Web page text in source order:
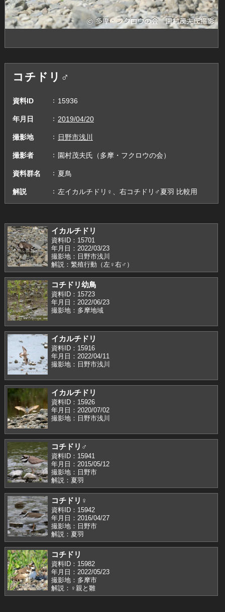
コチドリ♂
資料ID 15936
年月日 2019/04/20
撮影地 日野市浅川
撮影者 園村茂夫氏（多摩・フクロウの会）
資料群名 夏鳥
解説 左イカルチドリ♀、右コチドリ♂夏羽 比較用
イカルチドリ
資料ID：15701
年月日：2022/03/23
撮影地：日野市浅川
解説：繁殖行動（左♀右♂）
コチドリ幼鳥
資料ID：15723
年月日：2022/06/23
撮影地：多摩地域
イカルチドリ
資料ID：15916
年月日：2022/04/11
撮影地：日野市浅川
イカルチドリ
資料ID：15926
年月日：2020/07/02
撮影地：日野市浅川
コチドリ♂
資料ID：15941
年月日：2015/05/12
撮影地：日野市
解説：夏羽
コチドリ♀
資料ID：15942
年月日：2016/04/27
撮影地：日野市
解説：夏羽
コチドリ
資料ID：15982
年月日：2022/05/23
撮影地：多摩市
解説：♀親と雛